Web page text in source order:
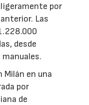
por
Las
desde
Milán en una
por
de